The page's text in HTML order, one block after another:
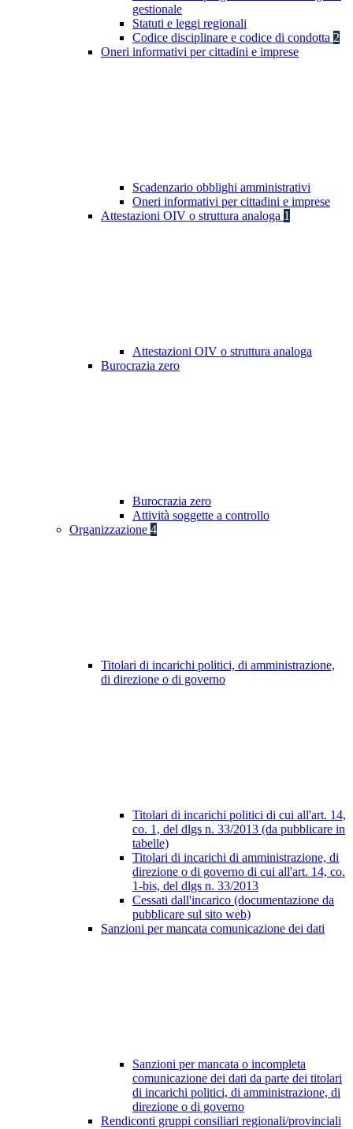
gestionale
Statuti e leggi regionali
Codice disciplinare e codice di condotta 2
Oneri informativi per cittadini e imprese
Scadenzario obblighi amministrativi
Oneri informativi per cittadini e imprese
Attestazioni OIV o struttura analoga 1
Attestazioni OIV o struttura analoga
Burocrazia zero
Burocrazia zero
Attività soggette a controllo
Organizzazione 4
Titolari di incarichi politici, di amministrazione,
di direzione o di governo
Titolari di incarichi politici di cui all'art. 14,
co. 1, del dlgs n. 33/2013 (da pubblicare in
tabelle)
Titolari di incarichi di amministrazione, di
direzione o di governo di cui all'art. 14, co.
1-bis, del dlgs n. 33/2013
Cessati dall'incarico (documentazione da
pubblicare sul sito web)
Sanzioni per mancata comunicazione dei dati
Sanzioni per mancata o incompleta
comunicazione dei dati da parte dei titolari
di incarichi politici, di amministrazione, di
direzione o di governo
Rendiconti gruppi consiliari regionali/provinciali